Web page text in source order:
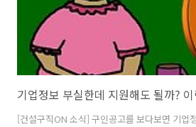
[건설구직ON 소식] 구인공고를 보다보면 기업